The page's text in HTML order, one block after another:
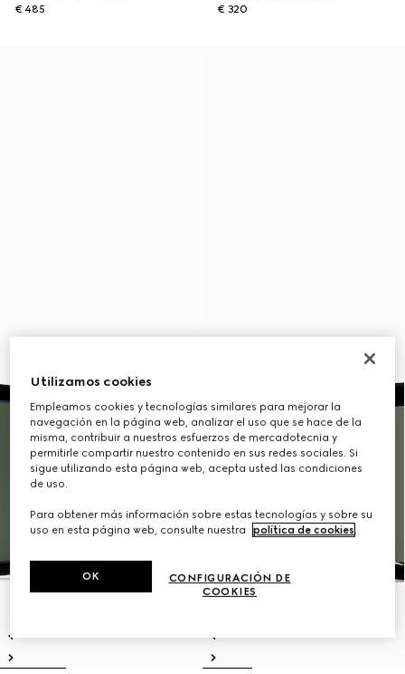
€ 485
€ 320
Utilizamos cookies
Empleamos cookies y tecnologías similares para mejorar la
navegación en la página web, analizar el uso que se hace de la
misma, contribuir a nuestros esfuerzos de mercadotecnia y
permitirle compartir nuestro contenido en sus redes sociales. Si
sigue utilizando esta página web, acepta usted las condiciones
de uso.
Para obtener más información sobre estas tecnologías y sobre su
uso en esta página web, consulte nuestra
política de cookies.
CONFIGURACIÓN DE
COOKIES
OK